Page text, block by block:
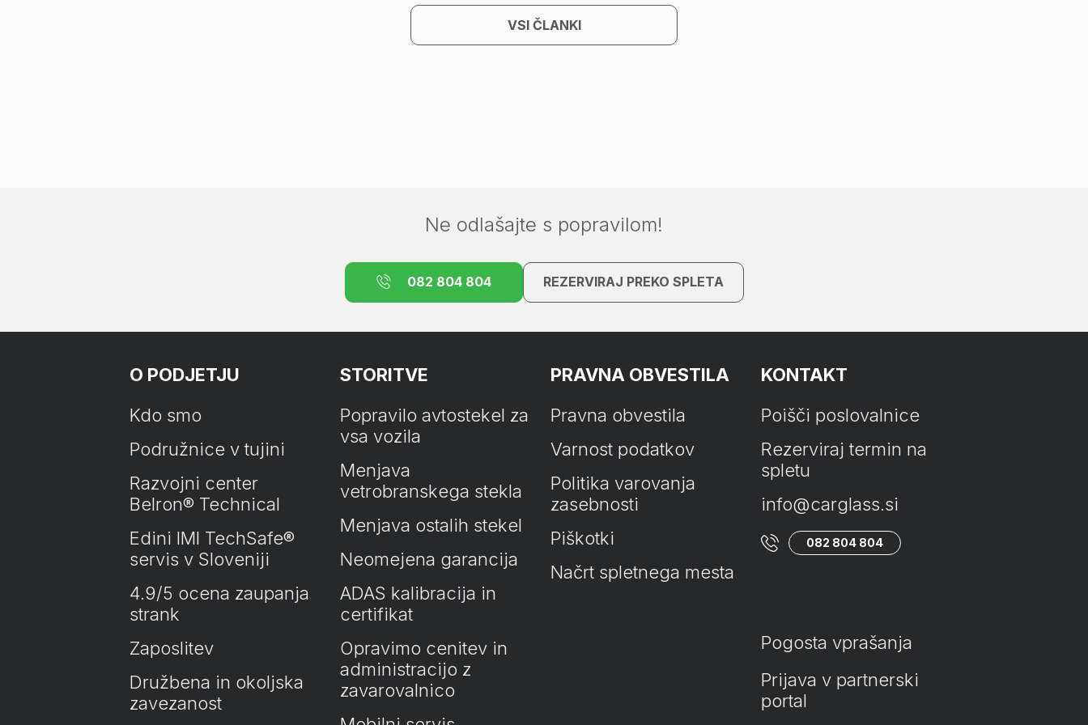
VSI ČLANKI
Ne odlašajte s popravilom!
082 804 804 REZERVIRAJ PREKO SPLETA
O PODJETJU
Kdo smo
Podružnice v tujini
Razvojni center
Belron® Technical
Edini IMI TechSafe®
servis v Sloveniji
4.9/5 ocena zaupanja
strank
Zaposlitev
Družbena in okoljska
zavezanost
STORITVE
Popravilo avtostekel za
vsa vozila
Menjava
vetrobranskega stekla
Menjava ostalih stekel
Neomejena garancija
ADAS kalibracija in
certifikat
Opravimo cenitev in
administracijo z
zavarovalnico
PRAVNA OBVESTILA
Pravna obvestila
Varnost podatkov
Politika varovanja
zasebnosti
Piškotki
Načrt spletnega mesta
KONTAKT
Poišči poslovalnice
Rezerviraj termin na
spletu
info@carglass.si
082 804 804
Pogosta vprašanja
Prijava v partnerski
portal